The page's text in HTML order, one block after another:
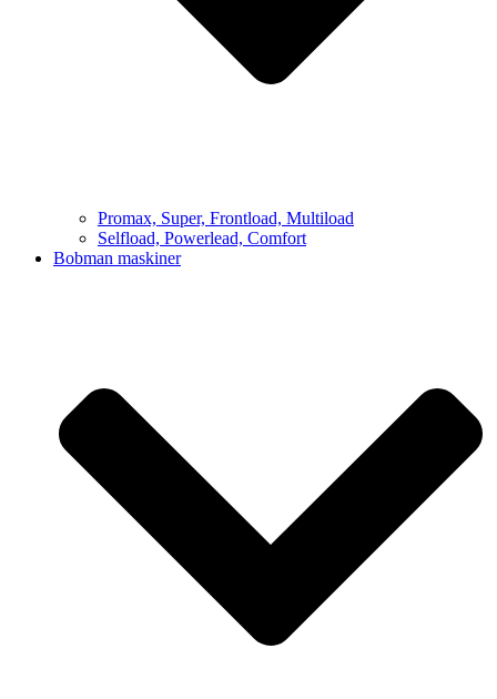
Promax, Super, Frontload, Multiload
Selfload, Powerlead, Comfort
Bobman maskiner